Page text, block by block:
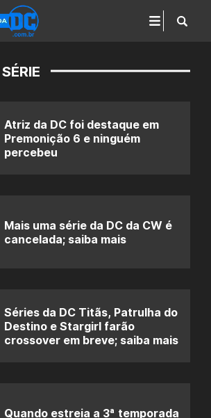
Atriz da DC foi destaque em
Premonição 6 e ninguém
percebeu
Mais uma série da DC da CW é
cancelada; saiba mais
Séries da DC Titãs, Patrulha do
Destino e Stargirl farão
crossover em breve; saiba mais
Quando estreia a 3ª temporada